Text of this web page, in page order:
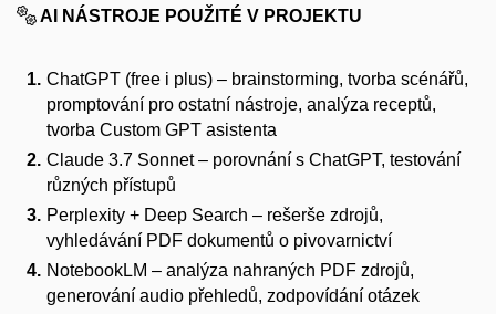
AI NÁSTROJE POUŽITÉ V PROJEKTU
ChatGPT (free i plus) – brainstorming, tvorba scénářů,
promptování pro ostatní nástroje, analýza receptů,
tvorba Custom GPT asistenta
Claude 3.7 Sonnet – porovnání s ChatGPT, testování
různých přístupů
Perplexity + Deep Search – rešerše zdrojů,
vyhledávání PDF dokumentů o pivovarnictví
NotebookLM – analýza nahraných PDF zdrojů,
generování audio přehledů, zodpovídání otázek